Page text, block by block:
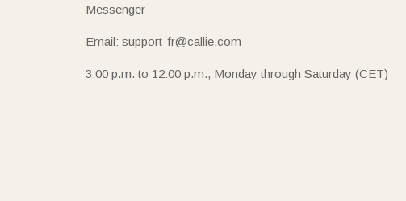
Messenger
Email: support-fr@callie.com
3:00 p.m. to 12:00 p.m., Monday through Saturday (CET)